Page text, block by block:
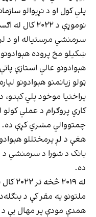
پلي کول او د نړیوالو
نوموړې د
سرمنشي مرستیاله او د
ښکیلو مخ پروده هېوادونو
هېوادونو عالي استازې
ټولو زیانمنو هېوادونو
کاري پروګرام د عملي کولو
چمتووالي مشري کړې ده.
هغې د لږ پرمختللو
بانک د شورا د سرمنشي د
ده.
له
ملتونو په مقر کې د
همدې مودې پر مهال یې د